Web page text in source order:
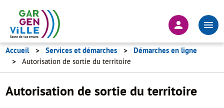
principal
En-
tête
-
Accueil Services et démarches
Démarches en ligne
Autorisation de sortie du territoire
Autorisation de sortie du territoire